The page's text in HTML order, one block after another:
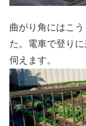
曲がり角にはこ
た。電車で登り
伺えます。